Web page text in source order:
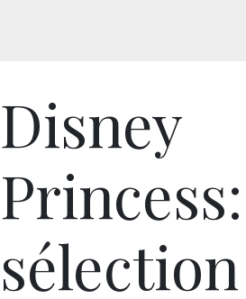
Disney
sélection